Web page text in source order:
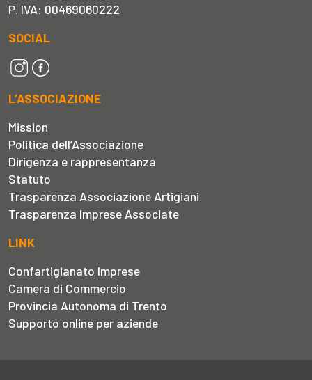
P. IVA: 00469060222
SOCIAL
L’ASSOCIAZIONE
Mission
Politica dell’Associazione
Dirigenza e rappresentanza
Statuto
Trasparenza Associazione Artigiani
Trasparenza Imprese Associate
LINK
Confartigianato Imprese
Camera di Commercio
Provincia Autonoma di Trento
Supporto online per aziende